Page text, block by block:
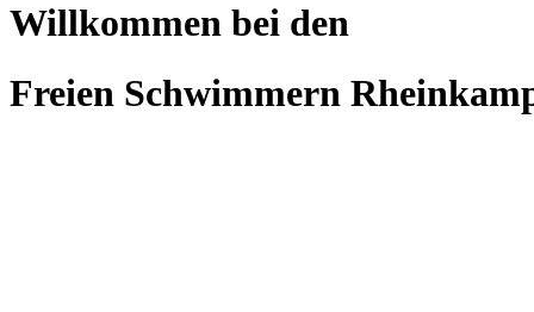
Willkommen bei den
Freien Schwimmern